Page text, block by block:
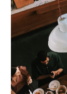
cambios
y
resiliencia